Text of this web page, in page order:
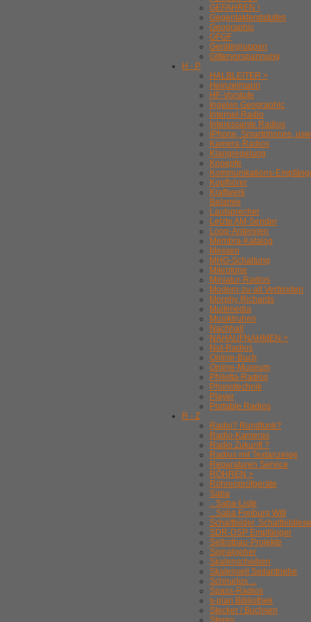
GEFAHREN !
Gegentaktendstufen
Geographic
GFGF
Gerätegruppen
Gittervorspannung
H - P
HALBLEITER >
Heinzelmann
HF-Vorstufe
Ingelen Geographic
Internet-Radio
Interessante Radios
iPhone, Smartphones,
Kamera-Radios
Klangregelung
Knoepfe
Kommunikations-
Kopfhörer
Kraftwerk
Belamie
Lautsprecher
Letzte AM-Sender
Loop-Antennen
Membra-Katalog
Messen
MHG-Schaltung
Mikrofone
Miniatur-Radios
Modern-zu-alt Verbinden
Morphy Richards
Multimedia
Musiktruhen
Nachhall
NAHAUFNAHMEN >
Not-Radios
Online-Buch
Online-Museum
Philetta-Radios
Phonotechnik
Player
Portable Radios
R - Z
Radio? Rundfunk?
Radio-Kameras
Radio Zukunft ?
Radios mit Textanzeige
Reparaturen Service
RÖHREN >
Röhrenprüfgeräte
Saba
.. Saba-Liste
.. Saba Freiburg WIII
Schaltbilder,
SDR-DSP Empfänger
Selbstbau-Projekte
Signalgeber
Skalenscheiben
Skalenseil Seilantriebe
Schnurlos ...
Spass-Radios
s-plan Bibliothek
Stecker / Buchsen
Stereo